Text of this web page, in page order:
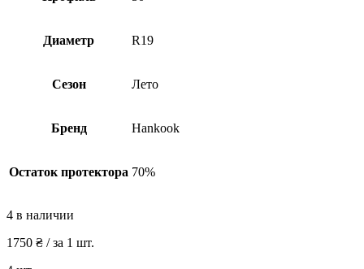
Диаметр R19
Сезон Лето
Бренд Hankook
Остаток протектора 70%
4 в наличии
1750 ₴ / за 1 шт.